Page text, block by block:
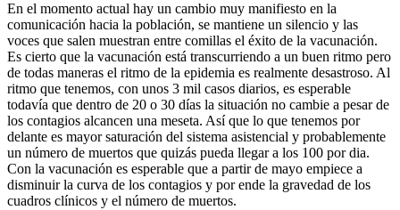
En el momento actual hay un cambio muy manifiesto en la
comunicación hacia la población, se mantiene un silencio y las
voces que salen muestran entre comillas el éxito de la vacunación.
Es cierto que la vacunación está transcurriendo a un buen ritmo pero
de todas maneras el ritmo de la epidemia es realmente desastroso. Al
ritmo que tenemos, con unos 3 mil casos diarios, es esperable
todavía que dentro de 20 o 30 días la situación no cambie a pesar de
los contagios alcancen una meseta. Así que lo que tenemos por
delante es mayor saturación del sistema asistencial y probablemente
un número de muertos que quizás pueda llegar a los 100 por dia.
Con la vacunación es esperable que a partir de mayo empiece a
disminuir la curva de los contagios y por ende la gravedad de los
cuadros clínicos y el número de muertos.